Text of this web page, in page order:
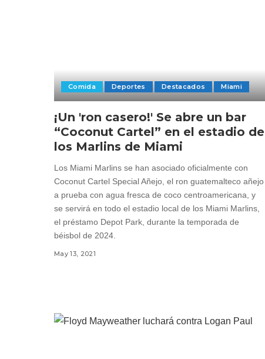
Comida Deportes Destacados Miami
¡Un 'ron casero!' Se abre un bar
“Coconut Cartel” en el estadio de
los Marlins de Miami
Los Miami Marlins se han asociado oficialmente con
Coconut Cartel Special Añejo, el ron guatemalteco añejo
a prueba con agua fresca de coco centroamericana, y
se servirá en todo el estadio local de los Miami Marlins,
el préstamo Depot Park, durante la temporada de
béisbol de 2024.
May 13, 2021